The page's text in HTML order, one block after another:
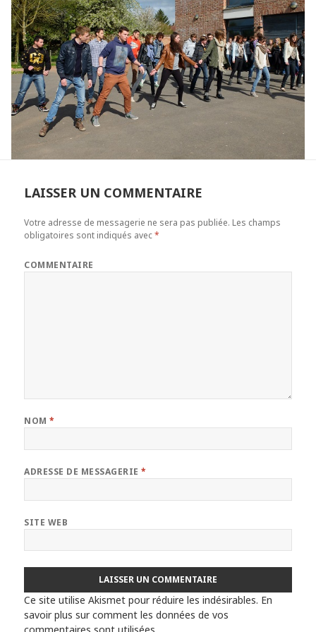
LAISSER UN COMMENTAIRE
Votre adresse de messagerie ne sera pas publiée. Les champs
obligatoires sont indiqués avec*
COMMENTAIRE
NOM*
ADRESSE DE MESSAGERIE*
SITE WEB
Ce site utilise Akismet pour réduire les indésirables. En
savoir plus sur comment les données de vos